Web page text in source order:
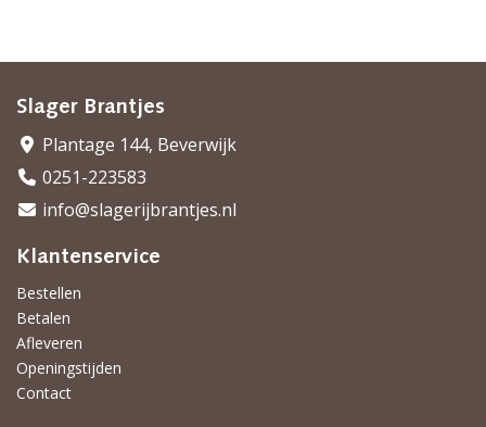
Slager Brantjes
Plantage 144, Beverwijk
0251-223583
info@slagerijbrantjes.nl
Klantenservice
Bestellen
Betalen
Afleveren
Openingstijden
Contact